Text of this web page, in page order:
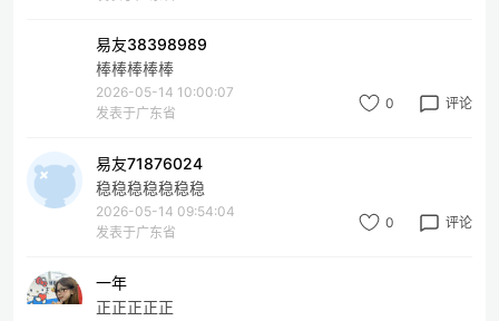
易友38398989
棒棒棒棒棒
2026-05-14 10:00:07
发表于广东省
0 评论
易友71876024
稳稳稳稳稳稳稳
2026-05-14 09:54:04
发表于广东省
0 评论
一年
正正正正正